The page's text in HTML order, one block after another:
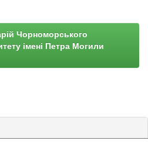
Чорноморського
імені Петра Могили